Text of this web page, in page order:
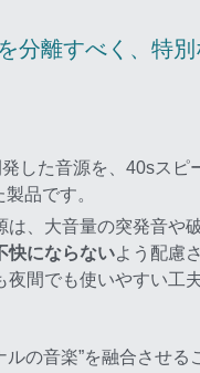
離すべく、特
した音源を、40sス
品です。
、 大音量の突発音や
快にならないよう配慮
間でも使いやすい工夫
の音楽”を融合させ